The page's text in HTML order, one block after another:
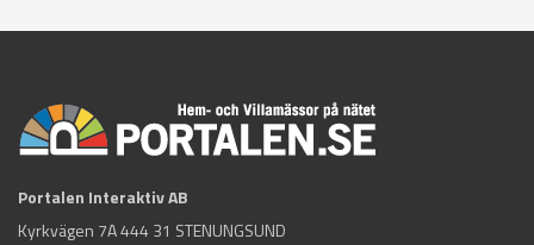
Portalen Interaktiv AB
Kyrkvägen 7A 444 31 STENUNGSUND